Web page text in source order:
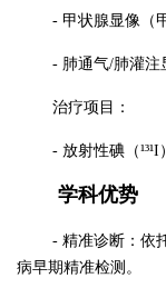
- 甲状腺显像（
- 肺通气/肺灌注
治疗项目：
- 放射性碘（
学科优势
- 精准诊断：依
病早期精准检测。